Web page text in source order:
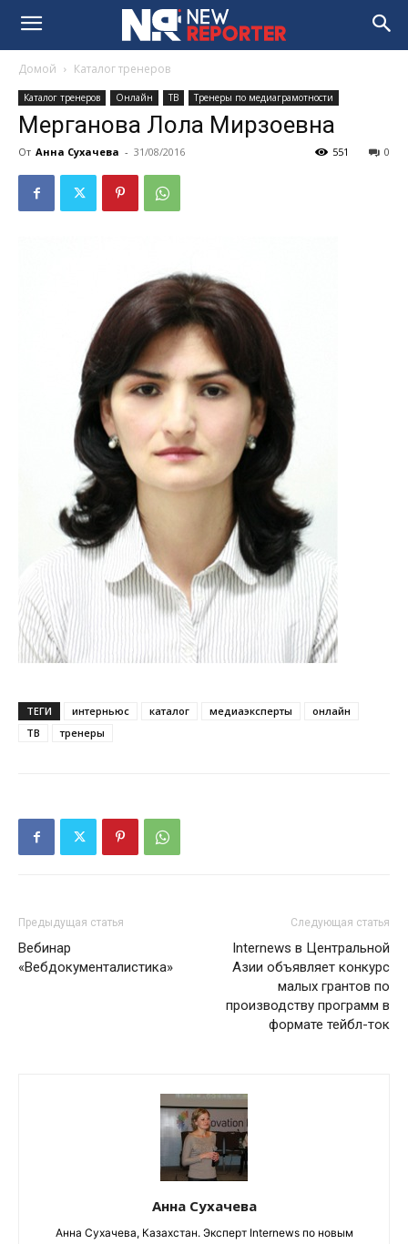
Домой Каталог тренеров
Каталог тренеров Онлайн ТВ Тренеры по медиаграмотности
Мерганова Лола Мирзоевна
От Анна Сухачева - 31/08/2016 0
551
ТЕГИ интерньюс каталог медиаэксперты
онлайн
ТВ
тренеры
Предыдущая статья
Вебинар
«Вебдокументалистика»
Следующая статья
Internews в Центральной
Азии объявляет конкурс
малых грантов по
производству программ в
формате тейбл-ток
Анна Сухачева
Анна Сухачева, Казахстан. Эксперт Internews по новым